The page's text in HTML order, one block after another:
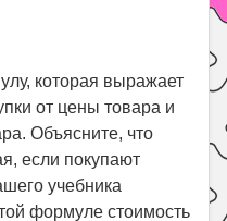
которая выражает
от цены товара и
Объясните, что
если покупают
учебника
формуле стоимость